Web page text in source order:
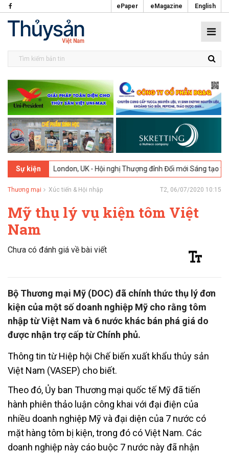
ePaper eMagazine English
Sự kiện
2026 London, UK - Hội nghị Thượng đỉnh Đổi mới Sáng tạo trong
Thương mại Xúc tiến & Hội nhập T2, 06/07/2020 10:15
Mỹ thụ lý vụ kiện tôm Việt
Nam
Chưa có đánh giá về bài viết
Bộ Thương mại Mỹ (DOC) đã chính thức thụ lý đơn
kiện của một số doanh nghiệp Mỹ cho rằng tôm
nhập từ Việt Nam và 6 nước khác bán phá giá do
được nhận trợ cấp từ Chính phủ.
Thông tin từ Hiệp hội Chế biến xuất khẩu thủy sản
Việt Nam (VASEP) cho biết.
Theo đó, Ủy ban Thương mại quốc tế Mỹ đã tiến
hành phiên thảo luận công khai với đại điện của
nhiều doanh nghiệp Mỹ và đại diện của 7 nước có
mặt hàng tôm bị kiện, trong đó có Việt Nam. Các
doanh nghiệp này cáo buộc 7 nước này đã nhận